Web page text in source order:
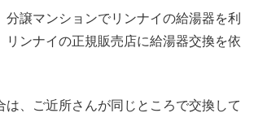
分譲マンションでリンナイの給湯器を利
リンナイの正規販売店に給湯器交換を依
は、ご近所さんが同じところで交換して